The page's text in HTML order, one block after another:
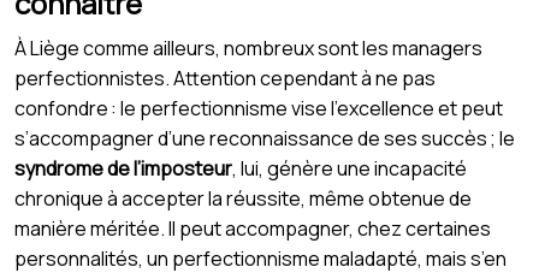
À Liège comme ailleurs, nombreux sont les managers
perfectionnistes. Attention cependant à ne pas
confondre : le perfectionnisme vise l’excellence et peut
s’accompagner d’une reconnaissance de ses succès ; le
syndrome de l’imposteur, lui, génère une incapacité
chronique à accepter la réussite, même obtenue de
manière méritée. Il peut accompagner, chez certaines
personnalités, un perfectionnisme maladapté, mais s’en